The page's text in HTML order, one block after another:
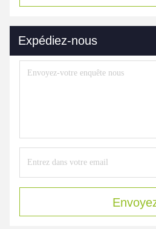
Expédiez-nous